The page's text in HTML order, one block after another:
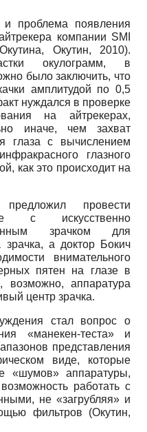
проблема появления
компании SMI
Окутин, 2010).
окулограмм, в
было заключить, что
амплитудой по 0,5
нуждался в проверке
на айтрекерах,
иначе, чем захват
глаза с вычислением
глазного
как это происходит на
провести
с искусственно
зрачком для
зрачка, а доктор Бокич
внимательного
пятен на глазе в
возможно, аппаратура
центр зрачка.
стал вопрос о
«манекен-теста» и
представления
виде, которые
«шумов» аппаратуры,
работать с
не «загрубляя» и
фильтров (Окутин,